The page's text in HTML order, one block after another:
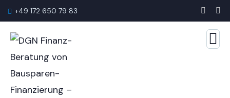
+49 172 650 79 83